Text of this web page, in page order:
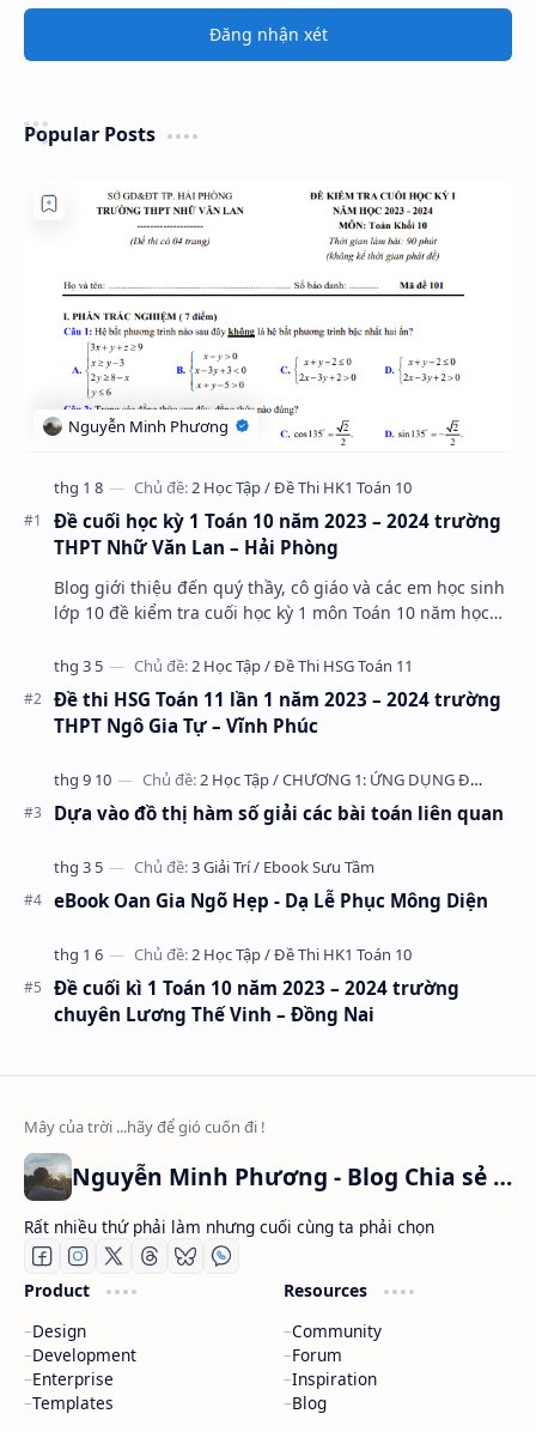
Đăng nhận xét
Popular Posts
Đề cuối học kỳ 1 Toán 10 năm 2023 – 2024 trường
THPT Nhữ Văn Lan – Hải Phòng
Blog giới thiệu đến quý thầy, cô giáo và các em học sinh
lớp 10 đề kiểm tra cuối học kỳ 1 môn Toán 10 năm học
Đề thi HSG Toán 11 lần 1 năm 2023 – 2024 trường
THPT Ngô Gia Tự – Vĩnh Phúc
Dựa vào đồ thị hàm số giải các bài toán liên quan
eBook Oan Gia Ngõ Hẹp - Dạ Lễ Phục Mông Diện
Đề cuối kì 1 Toán 10 năm 2023 – 2024 trường
chuyên Lương Thế Vinh – Đồng Nai
Nguyễn Minh Phương - Blog Chia sẻ Kiến thức Chứng khoán & Tài liệu Toán học
Rất nhiều thứ phải làm nhưng cuối cùng ta phải chọn
Product
Design
Development
Enterprise
Templates
Resources
Community
Forum
Inspiration
Blog